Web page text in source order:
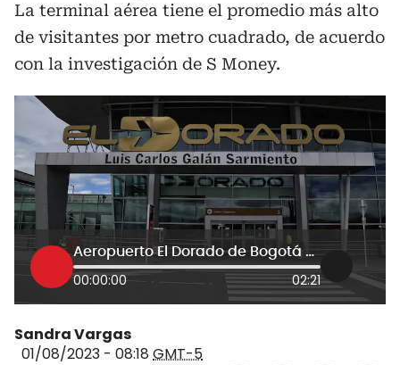
La terminal aérea tiene el promedio más alto
de visitantes por metro cuadrado, de acuerdo
con la investigación de S Money.
Aeropuerto El Dorado de Bogotá es el más congestionado del mundo, según estudio
00:00:00 02:21
Sandra Vargas
01/08/2023 - 08:18 GMT-5